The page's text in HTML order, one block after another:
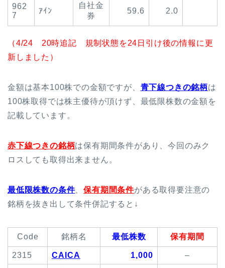
962
7
ｱｲﾝ
自社金
券
59.6 2.0
（4/24 20時追記 規制状態を24日引け後の情報に更
新しました）
金額は基本100株での金額ですが、 青下線つきの銘柄は
100株取得では株主優待が頂けず、最低限株数の金額を
記載しています。
赤下線つきの銘柄は保有期間条件があり、今回のみク
ロスしても取得出来ません。
最低限株数の条件、保有期間条件がある取得要注意の
銘柄を抜き出して条件併記すると↓
Code 銘柄名 最低株数 保有期間
2315 CAICA 1,000 –